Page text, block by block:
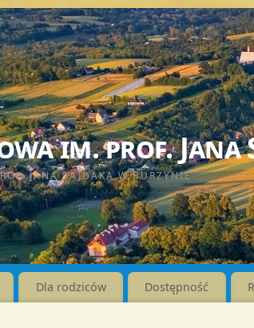
im. prof.
JANA SAJDAKA W BURZYNIE
Dla rodziców Dostępność